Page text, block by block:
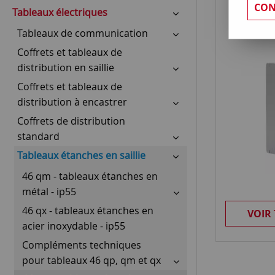
Tableaux électriques
Tableaux de communication
Coffrets et tableaux de
distribution en saillie
Coffrets et tableaux de
distribution à encastrer
Coffrets de distribution
standard
Tableaux étanches en saillie
46 qm - tableaux étanches en
métal - ip55
46 qx - tableaux étanches en
acier inoxydable - ip55
Compléments techniques
pour tableaux 46 qp, qm et qx
munie
VOIR